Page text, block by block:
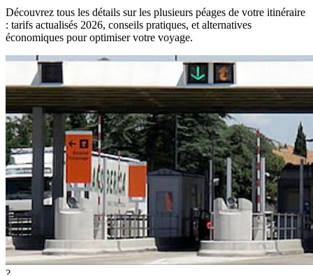
Découvrez tous les détails sur les plusieurs péages de votre itinéraire
: tarifs actualisés 2026, conseils pratiques, et alternatives
économiques pour optimiser votre voyage.
?